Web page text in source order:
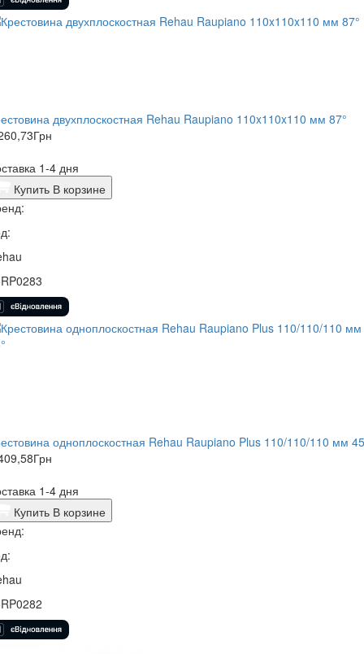
двухплоскостная Rehau Raupiano 110x110x110 мм 87°
Грн
1-4 дня
Купить В корзине
одноплоскостная Rehau Raupiano Plus 110/110/110 мм
Грн
1-4 дня
Купить В корзине